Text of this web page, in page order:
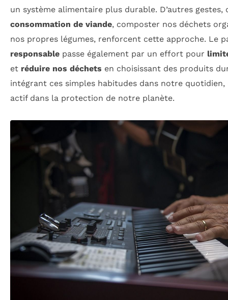
un système alimentaire plus durable. D’autres
consommation de viande, composter nos déchets
nos propres légumes, renforcent cette approche. Le
responsable passe également par un effort pour
et réduire nos déchets en choisissant des produits
intégrant ces simples habitudes dans notre
actif dans la protection de notre planète.